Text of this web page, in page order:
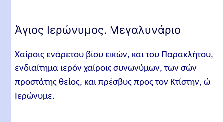
Άγιος Ιερώνυμος. Μεγαλυνάριο
Χαίροις ενάρετου βίου εικών, και του Παρακλήτου,
ενδιαίτημα ιερόν χαίροις συνωνύμων, των σών
προστάτης θείος, και πρέσβυς προς τον Κτίστην, ώ
Ιερώνυμε.